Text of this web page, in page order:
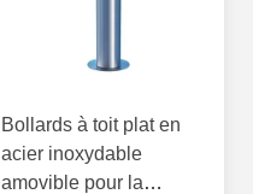
Bollards à toit plat en
acier inoxydable
amovible pour la